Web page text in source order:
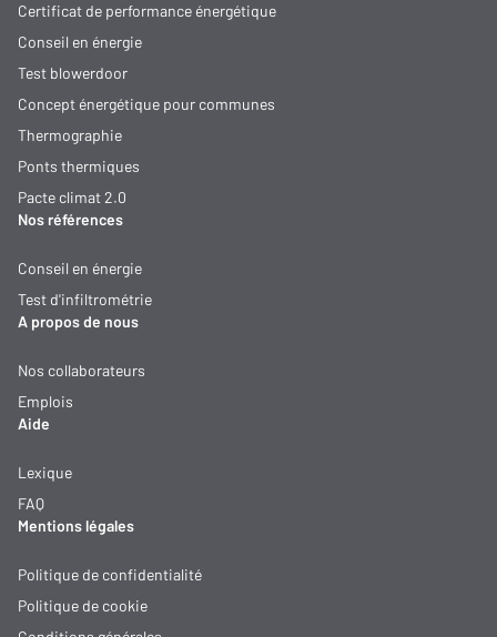
Certificat de performance énergétique
Conseil en énergie
Test blowerdoor
Concept énergétique pour communes
Thermographie
Ponts thermiques
Pacte climat 2.0
Nos références
Conseil en énergie
Test d'infiltrométrie
A propos de nous
Nos collaborateurs
Emplois
Aide
Lexique
FAQ
Mentions légales
Politique de confidentialité
Politique de cookie